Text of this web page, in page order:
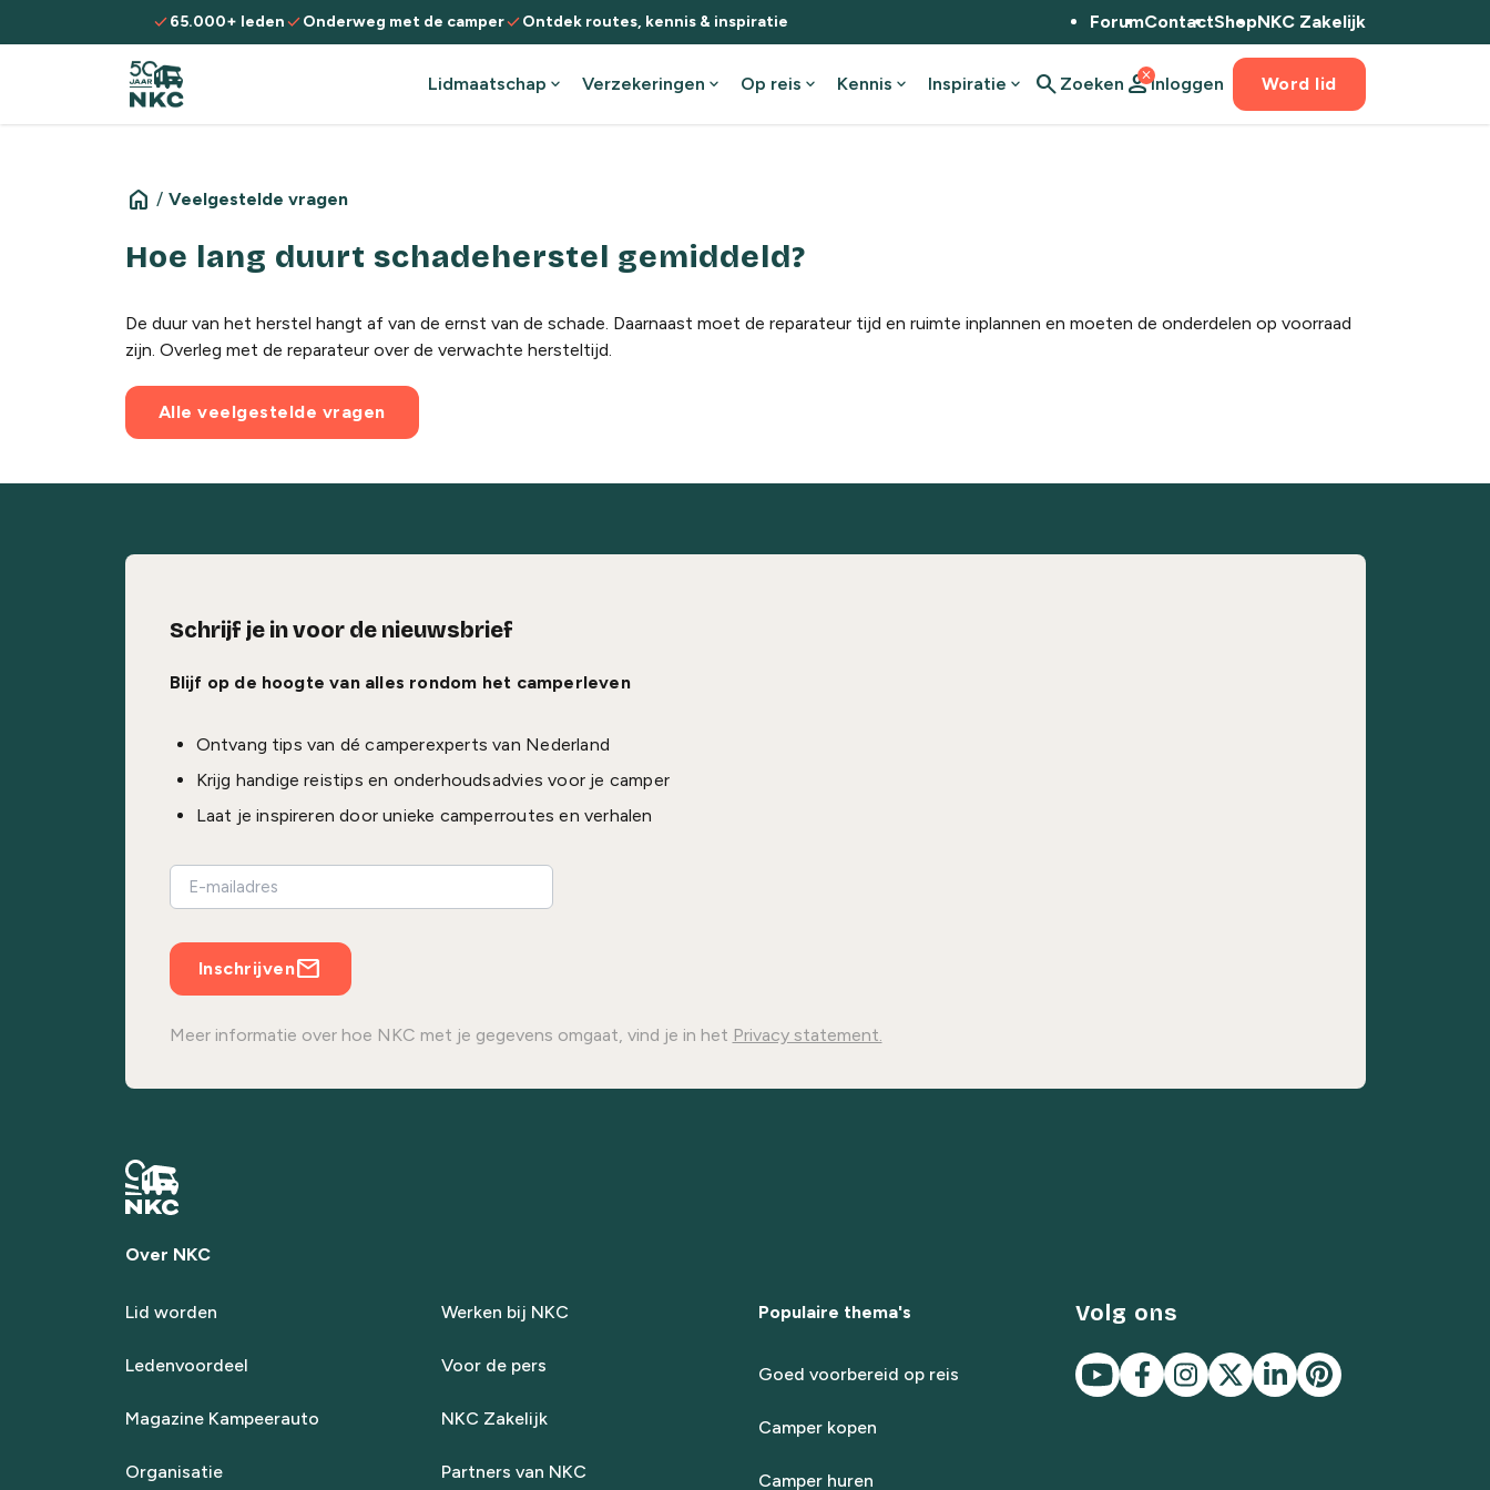
Spring naar de inhoud
check65.000+ ledencheckOnderweg met de campercheckOntdek routes, kennis & inspiratie ForumContactShopNKC Zakelijk
Lidmaatschap expand_more Verzekeringen expand_more Op reis expand_more Kennis expand_more Inspiratie expand_more search Zoeken person
closeInloggen Word lid
home / Veelgestelde vragen
Hoe lang duurt schadeherstel gemiddeld?
De duur van het herstel hangt af van de ernst van de schade. Daarnaast moet de reparateur tijd en ruimte inplannen en moeten de onderdelen op voorraad
zijn. Overleg met de reparateur over de verwachte hersteltijd.
Alle veelgestelde vragen
Schrijf je in voor de nieuwsbrief
Blijf op de hoogte van alles rondom het camperleven
Ontvang tips van dé camperexperts van Nederland
Krijg handige reistips en onderhoudsadvies voor je camper
Laat je inspireren door unieke camperroutes en verhalen
Inschrijven
Meer informatie over hoe NKC met je gegevens omgaat, vind je in het Privacy statement.
Over NKC
Lid worden
Ledenvoordeel
Magazine Kampeerauto
Organisatie
Werken bij NKC
Voor de pers
NKC Zakelijk
Partners van NKC
Populaire thema's
Goed voorbereid op reis
Camper kopen
Camper huren
Volg ons